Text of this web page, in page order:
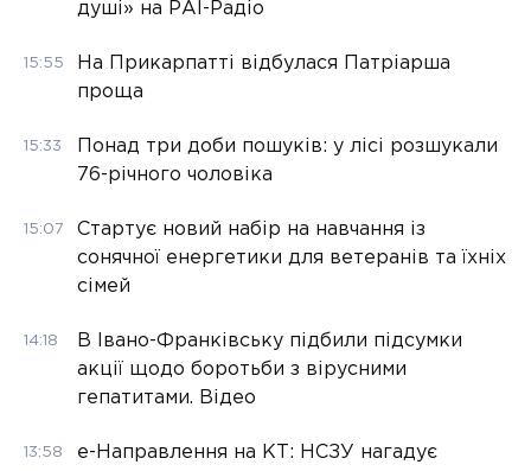
душі» на РАІ-Радіо
15:55
На Прикарпатті відбулася Патріарша
проща
15:33
Понад три доби пошуків: у лісі розшукали
76-річного чоловіка
15:07
Стартує новий набір на навчання із
сонячної енергетики для ветеранів та їхніх
сімей
14:18
В Івано-Франківську підбили підсумки
акції щодо боротьби з вірусними
гепатитами. Відео
13:58
е-Направлення на КТ: НСЗУ нагадує